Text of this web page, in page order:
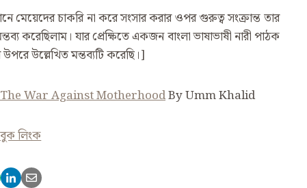
মেয়েদের চাকরি না করে সংসার করার ওপর গুরুত্ব সংক্রান্ত তার
করেছিলাম। যার প্রেক্ষিতে একজন বাংলা ভাষাভাষী নারী পাঠক
উল্লেখিত মন্তব্যটি করেছি।]
War Against MotherhoodBy Umm Khalid
লিংক